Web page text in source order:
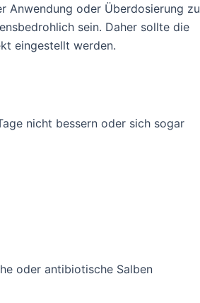
Anwendung oder Überdosierung zu
sein. Daher sollte die
eingestellt werden.
nicht bessern oder sich sogar
oder antibiotische Salben